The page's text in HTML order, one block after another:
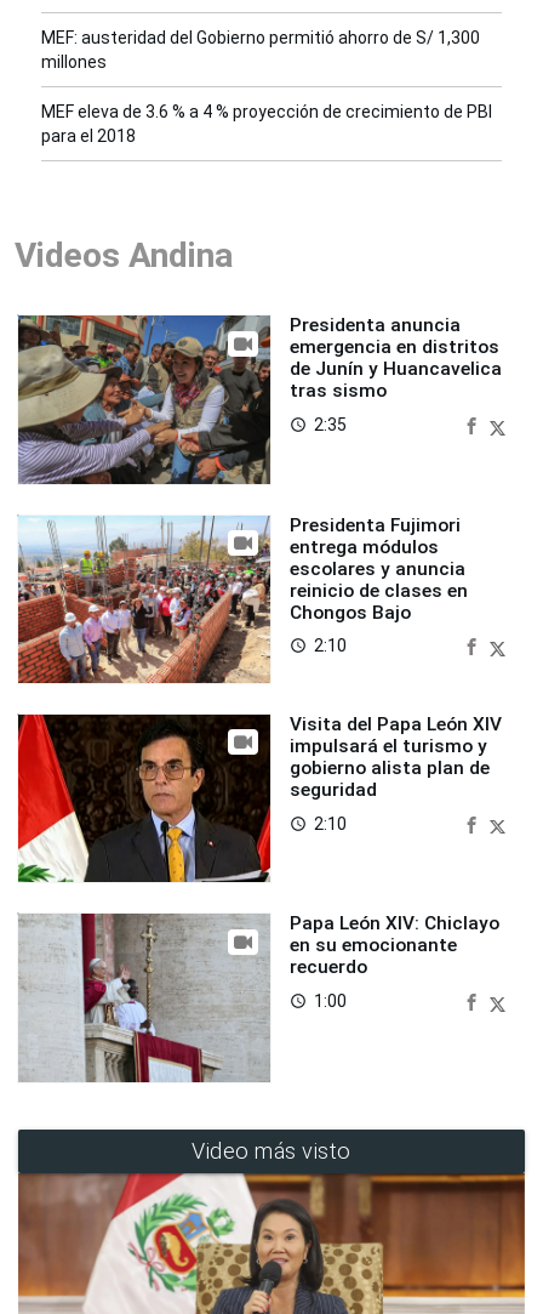
MEF: austeridad del Gobierno permitió ahorro de S/ 1,300
millones
MEF eleva de 3.6 % a 4 % proyección de crecimiento de PBI
para el 2018
Videos Andina
Presidenta anuncia
emergencia en distritos
de Junín y Huancavelica
tras sismo
access_time 2:35
Presidenta Fujimori
entrega módulos
escolares y anuncia
reinicio de clases en
Chongos Bajo
access_time 2:10
Visita del Papa León XIV
impulsará el turismo y
gobierno alista plan de
seguridad
access_time 2:10
Papa León XIV: Chiclayo
en su emocionante
recuerdo
access_time 1:00
Video más visto